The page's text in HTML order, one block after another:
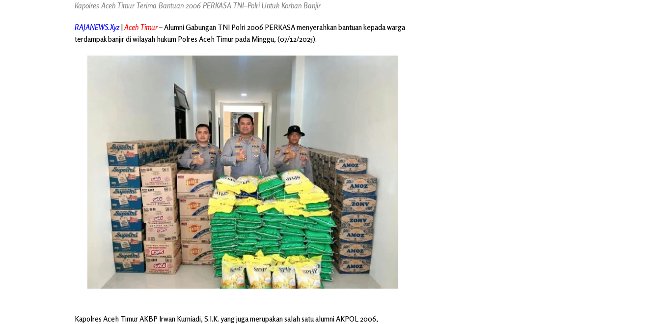
Kapolres Aceh Timur Terima Bantuan 2006 PERKASA TNI–Polri Untuk Korban Banjir
RAJANEWS.Xyz| Aceh Timur– Alumni Gabungan TNI Polri 2006 PERKASA menyerahkan bantuan kepada warga
terdampak banjir di wilayah hukum Polres Aceh Timur pada Minggu, (07/12/2025).
Kapolres Aceh Timur AKBP Irwan Kurniadi, S.I.K. yang juga merupakan salah satu alumni AKPOL 2006,